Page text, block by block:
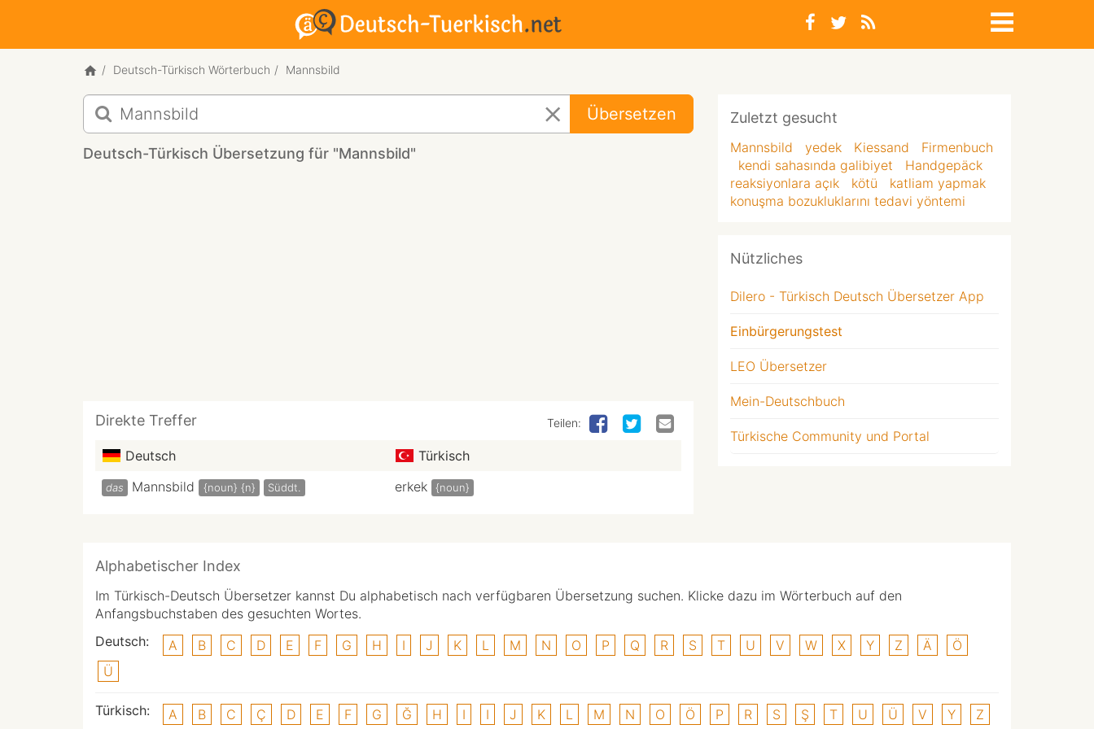
Deutsch-Türkisch Wörterbuch Mannsbild
Deutsch-
Türkisch
Übersetzung
für
Übersetzen
Deutsch-Türkisch Übersetzung für "Mannsbild"
Direkte Treffer Teilen:
Deutsch Türkisch
das Mannsbild {noun} {n} Süddt. erkek {noun}
Zuletzt gesucht
Mannsbild yedek Kiessand
Firmenbuch
kendi sahasında galibiyet
Handgepäck
reaksiyonlara açık
kötü
katliam yapmak
konuşma bozukluklarını tedavi yöntemi
Nützliches
Dilero - Türkisch Deutsch Übersetzer App
Einbürgerungstest
LEO Übersetzer
Mein-Deutschbuch
Türkische Community und Portal
Alphabetischer Index
Im Türkisch-Deutsch Übersetzer kannst Du alphabetisch nach verfügbaren Übersetzung suchen. Klicke dazu im Wörterbuch auf den
Anfangsbuchstaben des gesuchten Wortes.
Deutsch:
A B C D E F G H I J K L M N O P Q R S T U V W X Y Z Ä
Ö
Ü
Türkisch: A B C Ç D E F G Ğ H I I J K L M N O Ö P R S Ş T U Ü V Y Z